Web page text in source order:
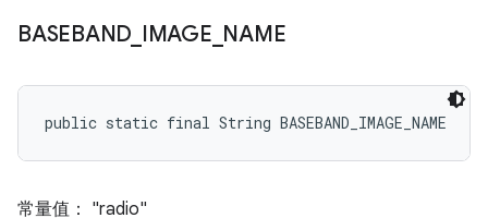
BASEBAND IMAGE NAME
public static final String BASEBAND_IMAGE_NAME
常量值： "radio"